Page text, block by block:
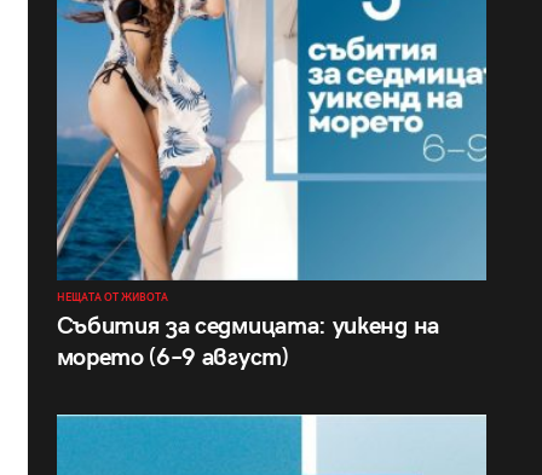
НЕЩАТА ОТ ЖИВОТА
Събития за седмицата: уикенд на
морето (6–9 август)